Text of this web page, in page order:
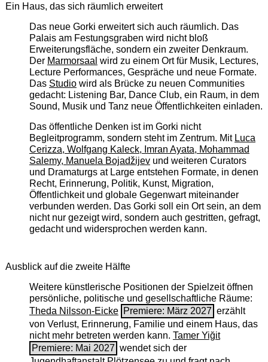
Ein Haus, das sich räumlich erweitert
Das neue Gorki erweitert sich auch räumlich. Das
Palais am Festungsgraben wird nicht bloß
Erweiterungsfläche, sondern ein zweiter Denkraum.
Der Marmorsaal wird zu einem Ort für Musik, Lectures,
Lecture Performances, Gespräche und neue Formate.
Das Studiowird als Brücke zu neuen Communities
gedacht: Listening Bar, Dance Club, ein Raum, in dem
Sound, Musik und Tanz neue Öffentlichkeiten einladen.
Das öffentliche Denken ist im Gorki nicht
Begleitprogramm, sondern steht im Zentrum. Mit Luca
Cerizza, Wolfgang Kaleck, Imran Ayata, Mohammad
Salemy, Manuela Bojadžijevund weiteren Curators
und Dramaturgs at Large entstehen Formate, in denen
Recht, Erinnerung, Politik, Kunst, Migration,
Öffentlichkeit und globale Gegenwart miteinander
verbunden werden. Das Gorki soll ein Ort sein, an dem
nicht nur gezeigt wird, sondern auch gestritten, gefragt,
gedacht und widersprochen werden kann.
Ausblick auf die zweite Hälfte
Weitere künstlerische Positionen der Spielzeit öffnen
persönliche, politische und gesellschaftliche Räume:
Theda Nilsson-Eicke Premiere: März 2027 erzählt
von Verlust, Erinnerung, Familie und einem Haus, das
nicht mehr betreten werden kann. Tamer Yiğit
Premiere: Mai 2027 wendet sich der